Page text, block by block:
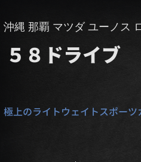
沖縄 那覇 マツダ ユーノス
５８ ​ドライブ
極上のライトウェイトスポー